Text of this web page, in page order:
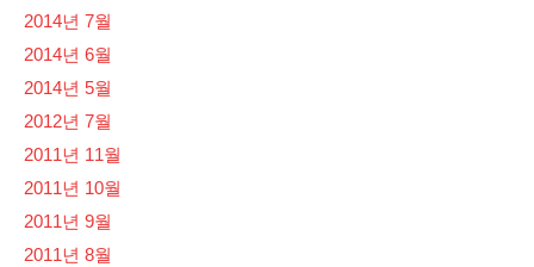
2014년 7월
2014년 6월
2014년 5월
2012년 7월
2011년 11월
2011년 10월
2011년 9월
2011년 8월